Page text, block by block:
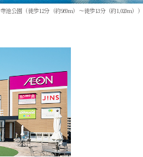
寺池公園（徒歩12分（約960m）～徒歩13分（約1,020m））